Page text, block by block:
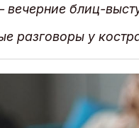
вечерние блиц-
разговоры у